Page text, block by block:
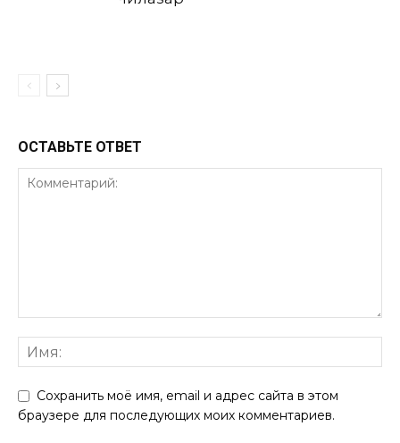
ОСТАВЬТЕ ОТВЕТ
Сохранить моё имя, email и адрес сайта в этом
браузере для последующих моих комментариев.